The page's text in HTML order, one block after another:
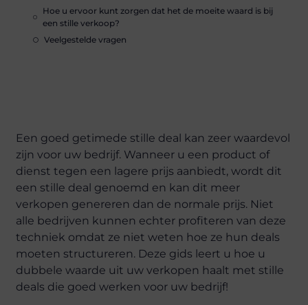
Hoe u ervoor kunt zorgen dat het de moeite waard is bij
een stille verkoop?
Veelgestelde vragen
Een goed getimede stille deal kan zeer waardevol
zijn voor uw bedrijf. Wanneer u een product of
dienst tegen een lagere prijs aanbiedt, wordt dit
een stille deal genoemd en kan dit meer
verkopen genereren dan de normale prijs. Niet
alle bedrijven kunnen echter profiteren van deze
techniek omdat ze niet weten hoe ze hun deals
moeten structureren. Deze gids leert u hoe u
dubbele waarde uit uw verkopen haalt met stille
deals die goed werken voor uw bedrijf!